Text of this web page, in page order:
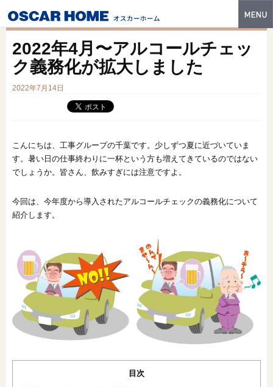
特長
イベント・モデルハウス
建築実例
スマートセレクト
土地情報
オンライン相談会
2022年4月〜アルコールチェッ
ク義務化が拡大しました
2022年7月14日
こんにちは、工事グループの千葉です。少しずつ夏に近づいていま
す。暑い日の仕事終わりに一杯という方も増えてきているのではない
でしょうか。皆さん、飲みすぎには注意ですよ。
今回は、今年度から導入されたアルコールチェックの義務化について
紹介します。
目次